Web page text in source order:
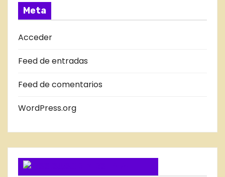
D
A
D
B
O
G
Meta
Acceder
Feed de entradas
Feed de comentarios
WordPress.org